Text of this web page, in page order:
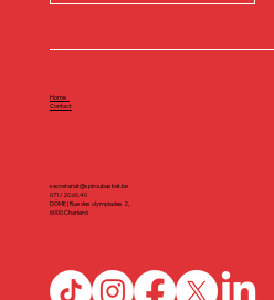
secretariat@spiroubasket.be
071/20.60.40
DÔME | Rue des olympiades 2,
6000 Charleroi
Home
Contact